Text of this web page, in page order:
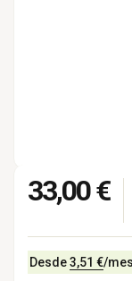
33,00 €
Desde3,51 €/mes